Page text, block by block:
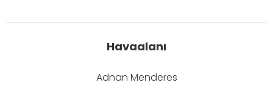
Havaalanı
Adnan Menderes